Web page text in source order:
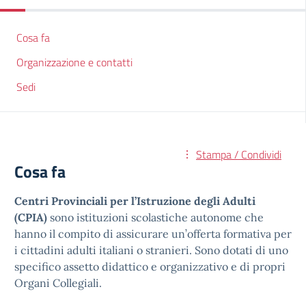
Cosa fa
Organizzazione e contatti
Sedi
Stampa / Condividi
Cosa fa
Centri Provinciali per l’Istruzione degli Adulti
(CPIA) sono istituzioni scolastiche autonome che
hanno il compito di assicurare un’offerta formativa per
i cittadini adulti italiani o stranieri. Sono dotati di uno
specifico assetto didattico e organizzativo e di propri
Organi Collegiali.